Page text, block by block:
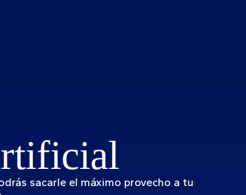
sacarle el máximo provecho a tu